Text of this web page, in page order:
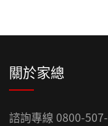
關於家總
諮詢專線 0800-